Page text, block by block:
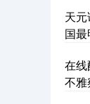
创
天
国
在
不雅